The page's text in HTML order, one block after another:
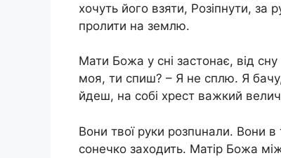
хочуть його взяти, Розiпнути, за
пролити на землю.
Мати Божа у сні заcтонає, від
моя, ти спиш? – Я не сплю. Я
йдеш, на собі хреcт важкий
Вони твої руки розпuнали. Вони
сонечко заходить. Матір Божа